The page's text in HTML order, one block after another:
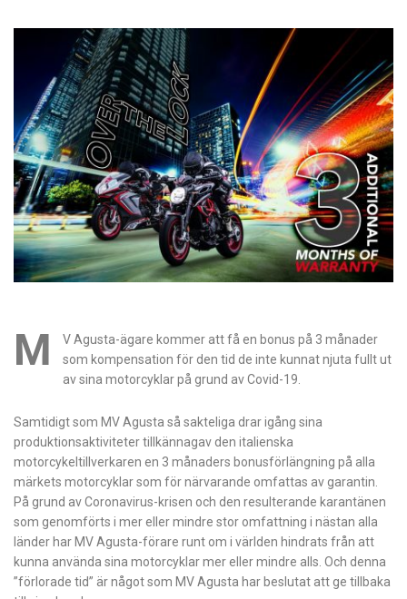
M
V Agusta-ägare kommer att få en bonus på 3 månader
som kompensation för den tid de inte kunnat njuta fullt ut
av sina motorcyklar på grund av Covid-19.
Samtidigt som MV Agusta så sakteliga drar igång sina
produktionsaktiviteter tillkännagav den italienska
motorcykeltillverkaren en 3 månaders bonusförlängning på alla
märkets motorcyklar som för närvarande omfattas av garantin.
På grund av Coronavirus-krisen och den resulterande karantänen
som genomförts i mer eller mindre stor omfattning i nästan alla
länder har MV Agusta-förare runt om i världen hindrats från att
kunna använda sina motorcyklar mer eller mindre alls. Och denna
”förlorade tid” är något som MV Agusta har beslutat att ge tillbaka